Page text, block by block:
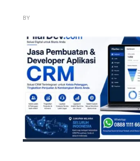
BY